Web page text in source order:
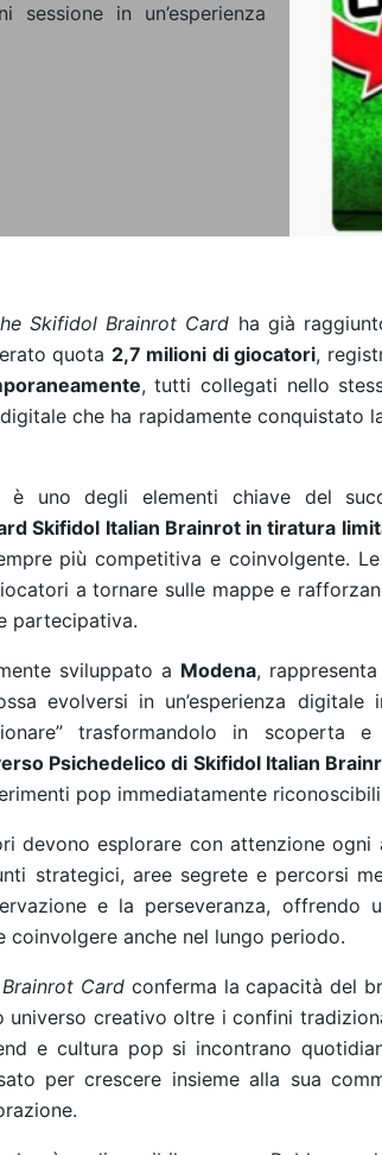
in un’esperienza
Skifidol Brainrot Card ha già
quota 2,7 milioni di giocatori,
, tutti collegati nello
che ha rapidamente conquistato
uno degli elementi chiave del
Skifidol Italian Brainrot in tiratura
più competitiva e coinvolgente.
a tornare sulle mappe e
partecipativa.
sviluppato a Modena,
evolversi in un’esperienza digitale
trasformandolo in scoperta e
Psichedelico di Skifidol Italian
pop immediatamente
devono esplorare con attenzione ogni
strategici, aree segrete e percorsi
e la perseveranza, offrendo
coinvolgere anche nel lungo periodo.
Cardconferma la capacità del
creativo oltre i confini
e cultura pop si incontrano
per crescere insieme alla sua